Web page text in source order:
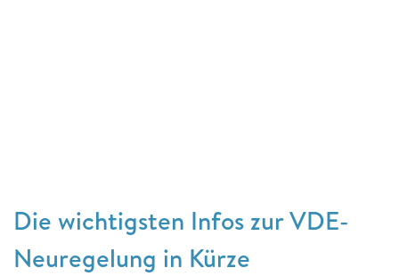
Die wichtigsten Infos zur VDE-
Neuregelung in Kürze